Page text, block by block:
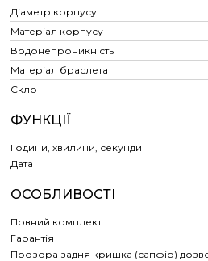
Діаметр корпусу
Матеріал корпусу
Водонепроникність
Матеріал браслета
Скло
ФУНКЦІЇ
Години, хвилини, секунди
Дата
ОСОБЛИВОСТІ
Повний комплект
Гарантія
Прозора задня кришка (сапфір)